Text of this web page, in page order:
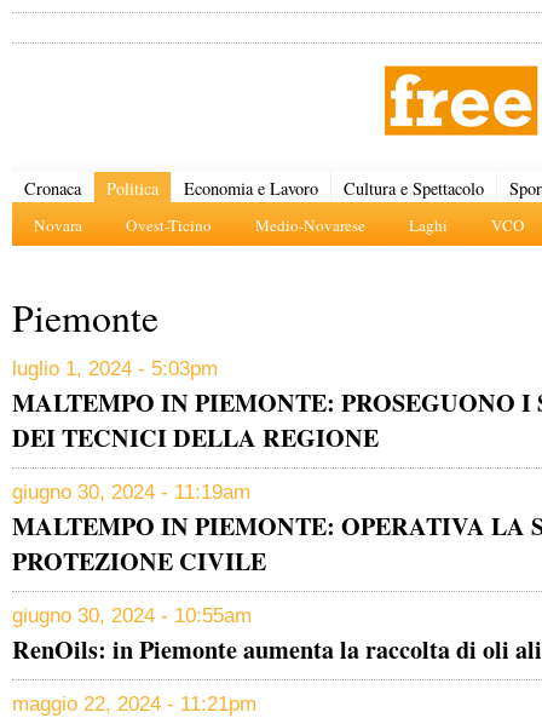
Cronaca Politica
Novara Ovest-Ticino Medio-Novarese Laghi VCO
Economia e Lavoro Cultura e Spettacolo
Piemonte
luglio 1, 2024 - 5:03pm
MALTEMPO IN PIEMONTE: PROSEGUONO
DEI TECNICI DELLA REGIONE
giugno 30, 2024 - 11:19am
MALTEMPO IN PIEMONTE: OPERATIVA LA
PROTEZIONE CIVILE
giugno 30, 2024 - 10:55am
RenOils: in Piemonte aumenta la raccolta di oli
maggio 22, 2024 - 11:21pm